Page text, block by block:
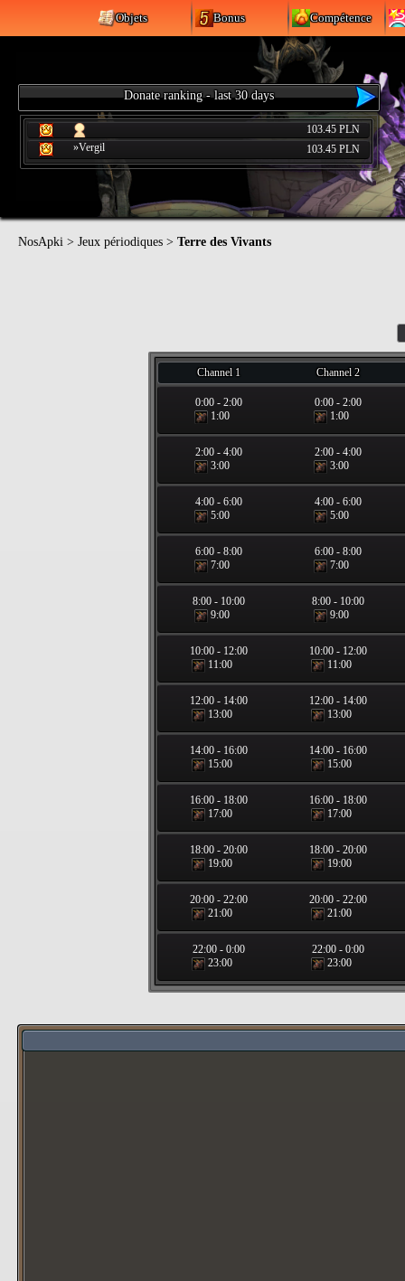
Objets Bonus Compétence
Donate ranking - last 30 days
103.45 PLN
»Vergil
103.45 PLN
NosApki > Jeux périodiques > Terre des Vivants
Channel 1 Channel 2
0:00 - 2:00
1:00
0:00 - 2:00
1:00
2:00 - 4:00
3:00
2:00 - 4:00
3:00
4:00 - 6:00
5:00
4:00 - 6:00
5:00
6:00 - 8:00
7:00
6:00 - 8:00
7:00
8:00 - 10:00
9:00
8:00 - 10:00
9:00
10:00 - 12:00
11:00
10:00 - 12:00
11:00
12:00 - 14:00
13:00
12:00 - 14:00
13:00
14:00 - 16:00
15:00
14:00 - 16:00
15:00
16:00 - 18:00
17:00
16:00 - 18:00
17:00
18:00 - 20:00
19:00
18:00 - 20:00
19:00
20:00 - 22:00
21:00
20:00 - 22:00
21:00
22:00 - 0:00
23:00
22:00 - 0:00
23:00